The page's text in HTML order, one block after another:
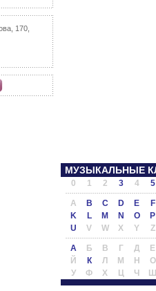
170,
МУЗЫКАЛЬНЫЕ
0 1 2 3 4 5
A B C D E F
K
L M N O P
U
V W X Y Z
А Б В Г Д Е
Й
К Л М Н О
У
Ф Х Ц Ч Ш